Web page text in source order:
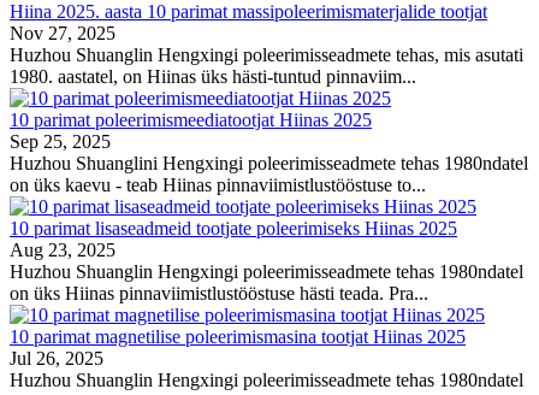
Hiina 2025. aasta 10 parimat massipoleerimismaterjalide tootjat
Nov 27, 2025
Huzhou Shuanglin Hengxingi poleerimisseadmete tehas, mis asutati
1980. aastatel, on Hiinas üks hästi-tuntud pinnaviim...
10 parimat poleerimismeediatootjat Hiinas 2025
Sep 25, 2025
Huzhou Shuanglini Hengxingi poleerimisseadmete tehas 1980ndatel
on üks kaevu - teab Hiinas pinnaviimistlustööstuse to...
10 parimat lisaseadmeid tootjate poleerimiseks Hiinas 2025
Aug 23, 2025
Huzhou Shuanglin Hengxingi poleerimisseadmete tehas 1980ndatel
on üks Hiinas pinnaviimistlustööstuse hästi teada. Pra...
10 parimat magnetilise poleerimismasina tootjat Hiinas 2025
Jul 26, 2025
Huzhou Shuanglin Hengxingi poleerimisseadmete tehas 1980ndatel